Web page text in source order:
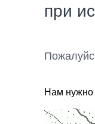
при
Нам нужно